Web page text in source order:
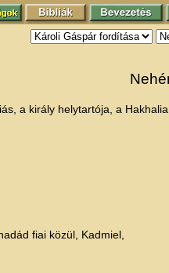
a király helytartója, a
fiai közül, Kadmiel,